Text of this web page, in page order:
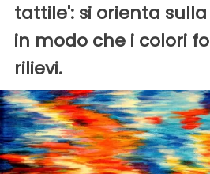
tattile': si orienta
in modo che i colori
rilievi.